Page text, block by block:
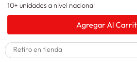
9. terrex
10. lavadora
10+ unidades a nivel nacional
Agregar Al
Retiro en tienda